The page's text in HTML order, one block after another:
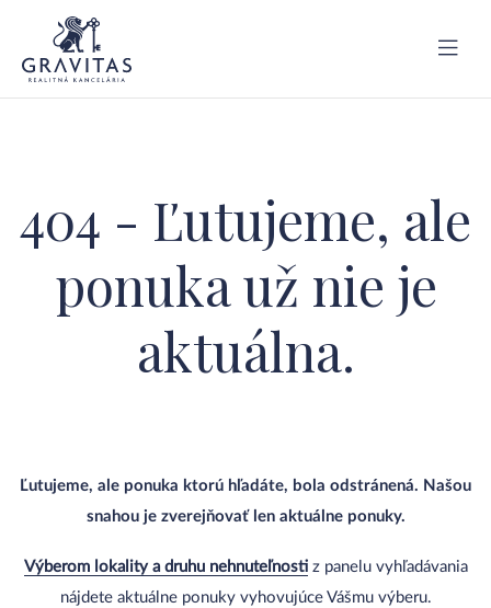
404 - Ľutujeme, ale
ponuka už nie je
aktuálna.
Ľutujeme, ale ponuka ktorú hľadáte, bola odstránená. Našou
snahou je zverejňovať len aktuálne ponuky.
Výberom lokality a druhu nehnuteľnostiz panelu vyhľadávania
nájdete aktuálne ponuky vyhovujúce Vášmu výberu.